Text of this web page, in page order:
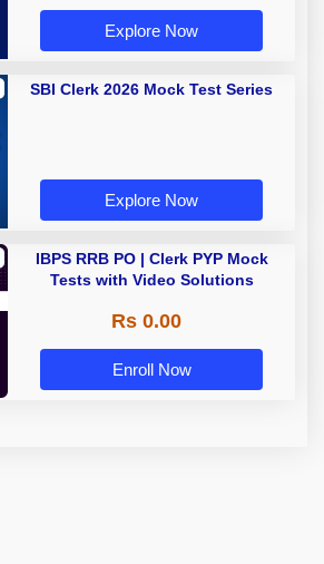
Explore Now
SBI Clerk 2026 Mock Test Series
Explore Now
IBPS RRB PO | Clerk PYP Mock
Tests with Video Solutions
Rs 0.00
Enroll Now